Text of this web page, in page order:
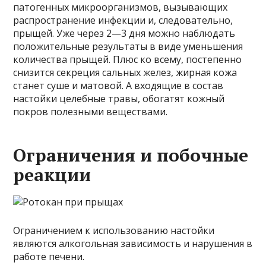
патогенных микроорганизмов, вызывающих
распространение инфекции и, следовательно,
прыщей. Уже через 2—3 дня можно наблюдать
положительные результаты в виде уменьшения
количества прыщей. Плюс ко всему, постепенно
снизится секреция сальных желез, жирная кожа
станет суше и матовой. А входящие в состав
настойки целебные травы, обогатят кожный
покров полезными веществами.
Ограничения и побочные
реакции
Ограничением к использованию настойки
являются алкогольная зависимость и нарушения в
работе печени.